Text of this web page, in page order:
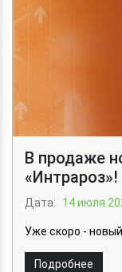
В продаже
«Интрароз»!
Дата: 14 июля
Уже скоро -
Подробнее